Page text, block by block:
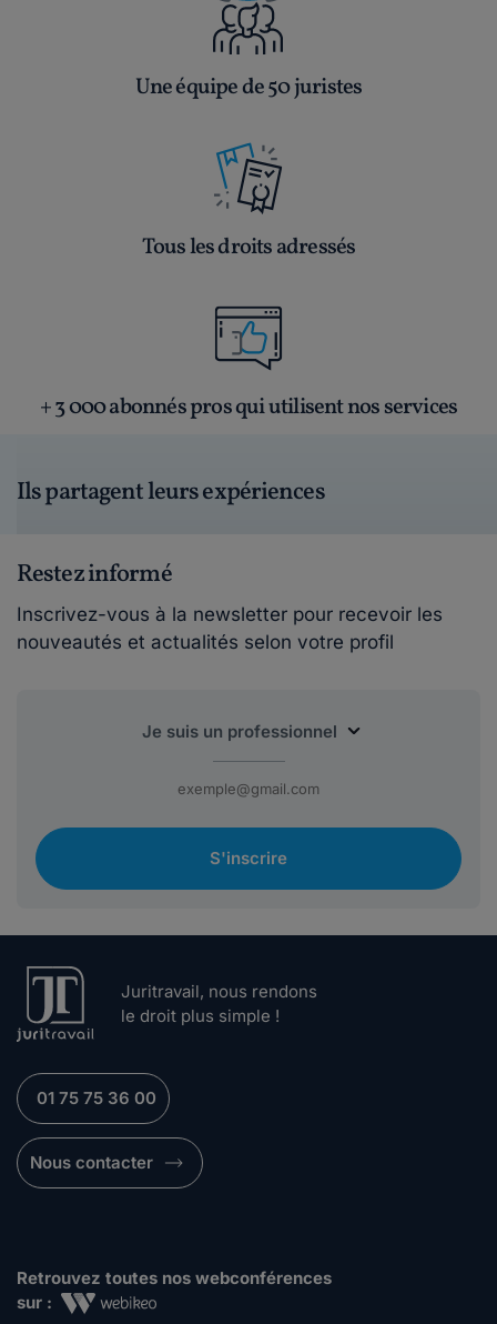
Une équipe de 50 juristes
Tous les droits adressés
+ 3 000 abonnés pros qui utilisent nos services
Ils partagent leurs expériences
Restez informé
Inscrivez-vous à la newsletter pour recevoir les
nouveautés et actualités selon votre profil
S'inscrire
Juritravail, nous rendons
le droit plus simple !
01 75 75 36 00
Nous contacter
Retrouvez toutes nos webconférences
sur :